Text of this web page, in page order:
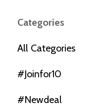
Categories
All Categories
#joinfor10
#newdeal